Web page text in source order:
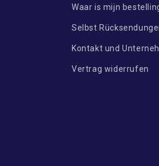
Waar is mijn
Selbst
Kontakt und
Vertrag widerrufen